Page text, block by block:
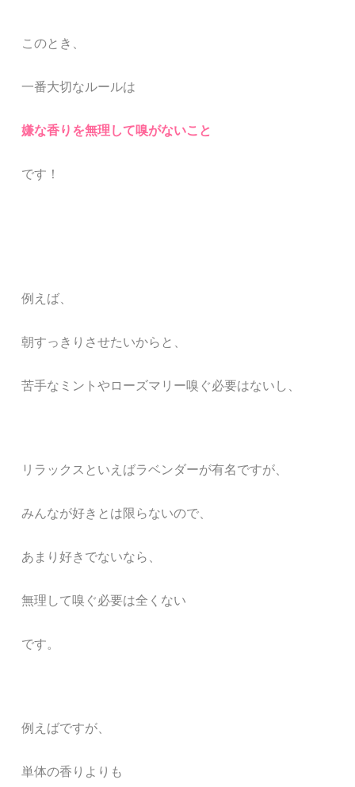
このとき、
一番大切なルールは
嫌な香りを無理して嗅がないこと
です！
例えば、
朝すっきりさせたいからと、
苦手なミントやローズマリー嗅ぐ必要はないし、
リラックスといえばラベンダーが有名ですが、
みんなが好きとは限らないので、
あまり好きでないなら、
無理して嗅ぐ必要は全くない
です。
例えばですが、
単体の香りよりも